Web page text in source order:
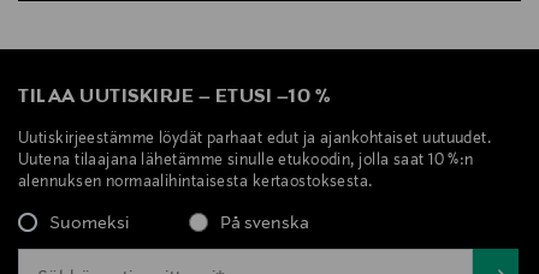
TILAA UUTISKIRJE – ETUSI –10 %
Uutiskirjeestämme löydät parhaat edut ja ajankohtaiset uutuudet.
Uutena tilaajana lähetämme sinulle etukoodin, jolla saat 10 %:n
alennuksen normaalihintaisesta kertaostoksesta.
Suomeksi På svenska